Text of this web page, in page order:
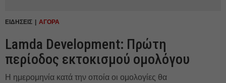
ΕΙΔΗΣΕΙΣ ΑΓΟΡΑ
Lamda Development: Πρώτη
περίοδος εκτοκισμού ομολόγου
H ημερομηνία κατά την οποία οι ομολογίες θα